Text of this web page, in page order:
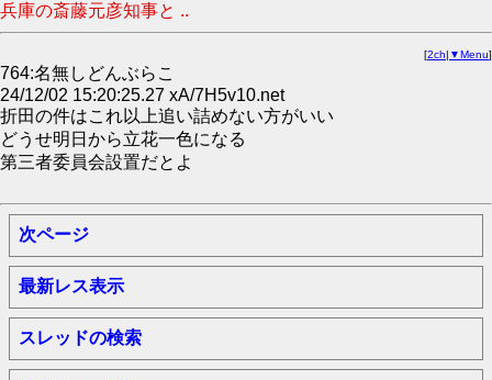
兵庫の斎藤元彦知事と ..
[2ch| ▼Menu]
764:名無しどんぶらこ
24/12/02 15:20:25.27 xA/7H5v10.net
折田の件はこれ以上追い詰めない方がいい
どうせ明日から立花一色になる
第三者委員会設置だとよ
次ページ
最新レス表示
スレッドの検索